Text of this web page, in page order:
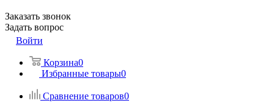
Заказать звонок
Задать вопрос
Войти
Корзина0
Избранные товары0
Сравнение товаров0